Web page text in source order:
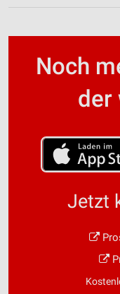
Noch
der
Jetzt